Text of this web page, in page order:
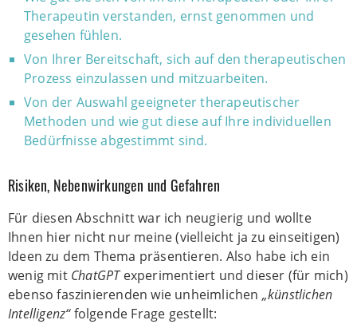
Therapeutin verstanden, ernst genommen und
gesehen fühlen.
Von Ihrer Bereitschaft, sich auf den therapeutischen
Prozess einzulassen und mitzuarbeiten.
Von der Auswahl geeigneter therapeutischer
Methoden und wie gut diese auf Ihre individuellen
Bedürfnisse abgestimmt sind.
Risiken, Nebenwirkungen und Gefahren
Für diesen Abschnitt war ich neugierig und wollte
Ihnen hier nicht nur meine (vielleicht ja zu einseitigen)
Ideen zu dem Thema präsentieren. Also habe ich ein
wenig mit ChatGPTexperimentiert und dieser (für mich)
ebenso faszinierenden wie unheimlichen„künstlichen
Intelligenz“folgende Frage gestellt: